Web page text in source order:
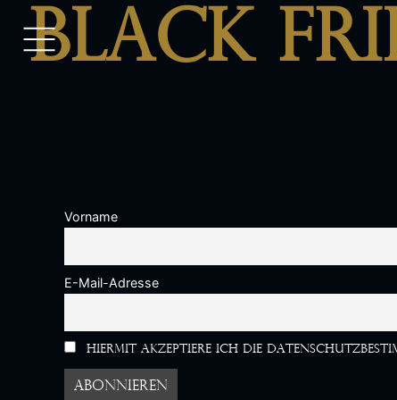
Black
Vorname
E-Mail-Adresse
Hiermit akzeptiere ich die